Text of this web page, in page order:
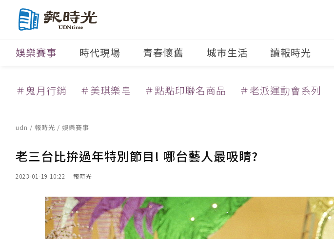
娛樂賽事 時代現場 青春懷舊 城市生活 讀報時光
＃鬼月行銷 ＃美琪樂皂 ＃點點印聯名商品 ＃老派運動會系列
udn / 報時光 / 娛樂賽事
老三台比拚過年特別節目! 哪台藝人最吸睛?
2023-01-19 10:22 報時光